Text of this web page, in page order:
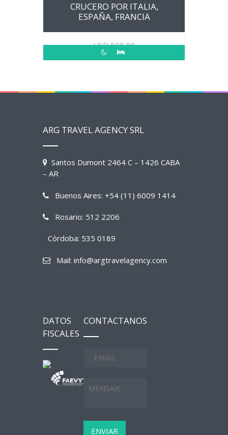
CRUCERO POR ITALIA,
ESPAÑA, FRANCIA
USD508.00
ARG TRAVEL AGENCY SRL
Santos Dumont 2464 C – 1426 CABA
– AR
Buenos Aires: +54 (11) 6009 1414
Rosario: 512 2206
Córdoba: 535 0189
Mail: info@argtravelagency.com
DATOS
FISCALES
CONTACTANOS